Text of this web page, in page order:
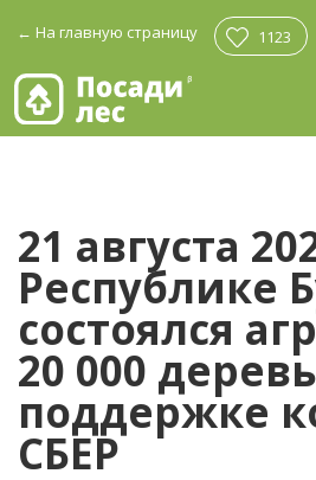
← На главную страницу 1123
21 августа
Республике
состоялся
20 000
поддержке
СБЕР